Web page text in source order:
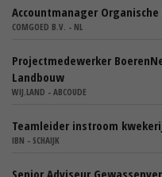
Accountmanager
COMGOED B.V. - NL
Projectmedewerker
Landbouw
WIJ.LAND - ABCOUDE
Teamleider instroom
IBN - SCHAIJK